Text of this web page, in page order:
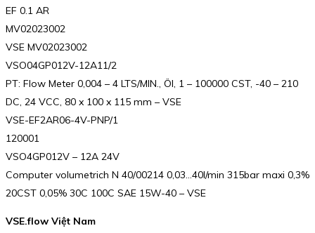
EF 0.1 AR
MV02023002
VSE MV02023002
VSO04GP012V-12A11/2
PT: Flow Meter 0,004 – 4 LTS/MIN., Öl, 1 – 100000 CST, -40 – 210
DC, 24 VCC, 80 x 100 x 115 mm – VSE
VSE-EF2AR06-4V-PNP/1
120001
VSO4GP012V – 12A 24V
Computer volumetrich N 40/00214 0,03…40l/min 315bar maxi 0,3%
20CST 0,05% 30C 100C SAE 15W-40 – VSE
VSE.flow Việt Nam